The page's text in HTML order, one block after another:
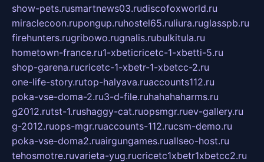
show-pets.rusmartnews03.rudiscofoxworld.ru
miraclecoon.rupongup.ruhostel65.ruliura.ruglasspb.ru
firehunters.rugribowo.rugnalis.rubulkitula.ru
hometown-france.ru1-xbeticricetc-1-xbetti-5.ru
shop-garena.rucricetc-1-xbetr-1-xbetcc-2.ru
one-life-story.rutop-halyava.ruaccounts112.ru
poka-vse-doma-2.ru3-d-file.ruhahahaharms.ru
g2012.rutst-1.rushaggy-cat.ruopsmgr.ruev-gallery.ru
g-2012.ruops-mgr.ruaccounts-112.rucsm-demo.ru
poka-vse-doma2.ruairgungames.ruallseo-host.ru
tehosmotre.ruvarieta-yug.rucricetc1xbetr1xbetcc2.ru